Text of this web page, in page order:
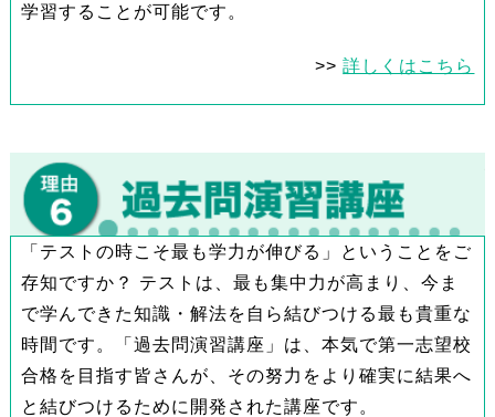
学習することが可能です。
>>詳しくはこちら
「テストの時こそ最も学力が伸びる」ということをご
存知ですか？ テストは、最も集中力が高まり、今ま
で学んできた知識・解法を自ら結びつける最も貴重な
時間です。「過去問演習講座」は、本気で第一志望校
合格を目指す皆さんが、その努力をより確実に結果へ
と結びつけるために開発された講座です。